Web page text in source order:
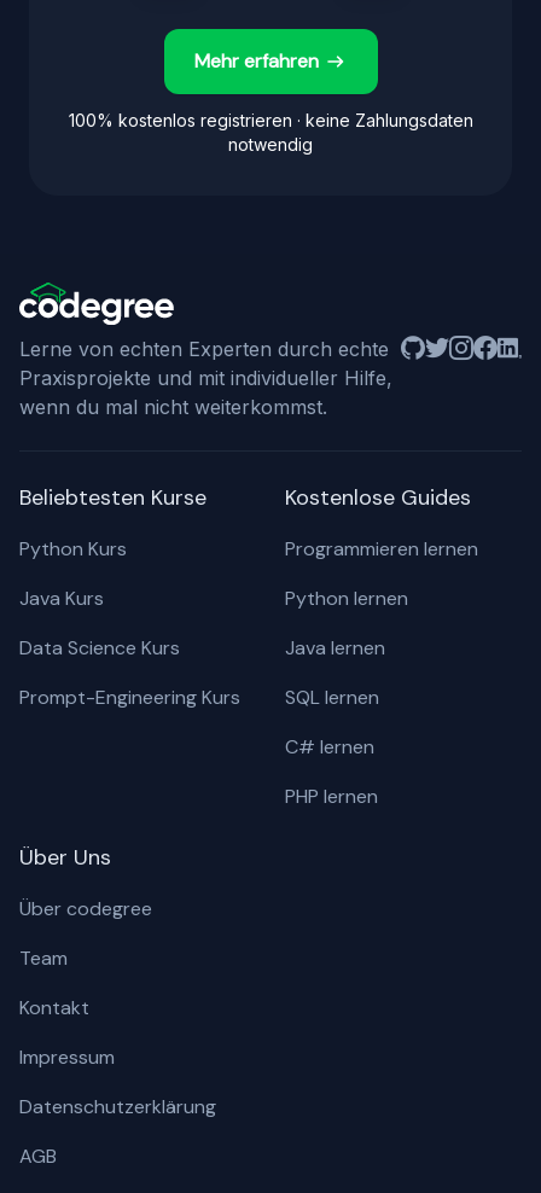
Mehr erfahren
100% kostenlos registrieren · keine Zahlungsdaten
notwendig
Lerne von echten Experten durch echte
Praxisprojekte und mit individueller Hilfe,
wenn du mal nicht weiterkommst.
Github
Twitter
Instagram
Beliebtesten Kurse
Python Kurs
Java Kurs
Data Science Kurs
Prompt-Engineering Kurs
Kostenlose Guides
Programmieren lernen
Python lernen
Java lernen
SQL lernen
C# lernen
PHP lernen
Über Uns
Über codegree
Team
Kontakt
Impressum
Datenschutzerklärung
AGB